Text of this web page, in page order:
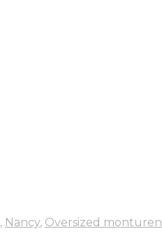
, Nancy, Oversized monturen